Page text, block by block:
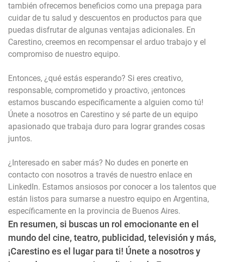
también ofrecemos beneficios como una prepaga para
cuidar de tu salud y descuentos en productos para que
puedas disfrutar de algunas ventajas adicionales. En
Carestino, creemos en recompensar el arduo trabajo y el
compromiso de nuestro equipo.
Entonces, ¿qué estás esperando? Si eres creativo,
responsable, comprometido y proactivo, ¡entonces
estamos buscando específicamente a alguien como tú!
Únete a nosotros en Carestino y sé parte de un equipo
apasionado que trabaja duro para lograr grandes cosas
juntos.
¿Interesado en saber más? No dudes en ponerte en
contacto con nosotros a través de nuestro enlace en
LinkedIn. Estamos ansiosos por conocer a los talentos que
están listos para sumarse a nuestro equipo en Argentina,
específicamente en la provincia de Buenos Aires.
En resumen, si buscas un rol emocionante en el
mundo del cine, teatro, publicidad, televisión y más,
¡Carestino es el lugar para ti! Únete a nosotros y